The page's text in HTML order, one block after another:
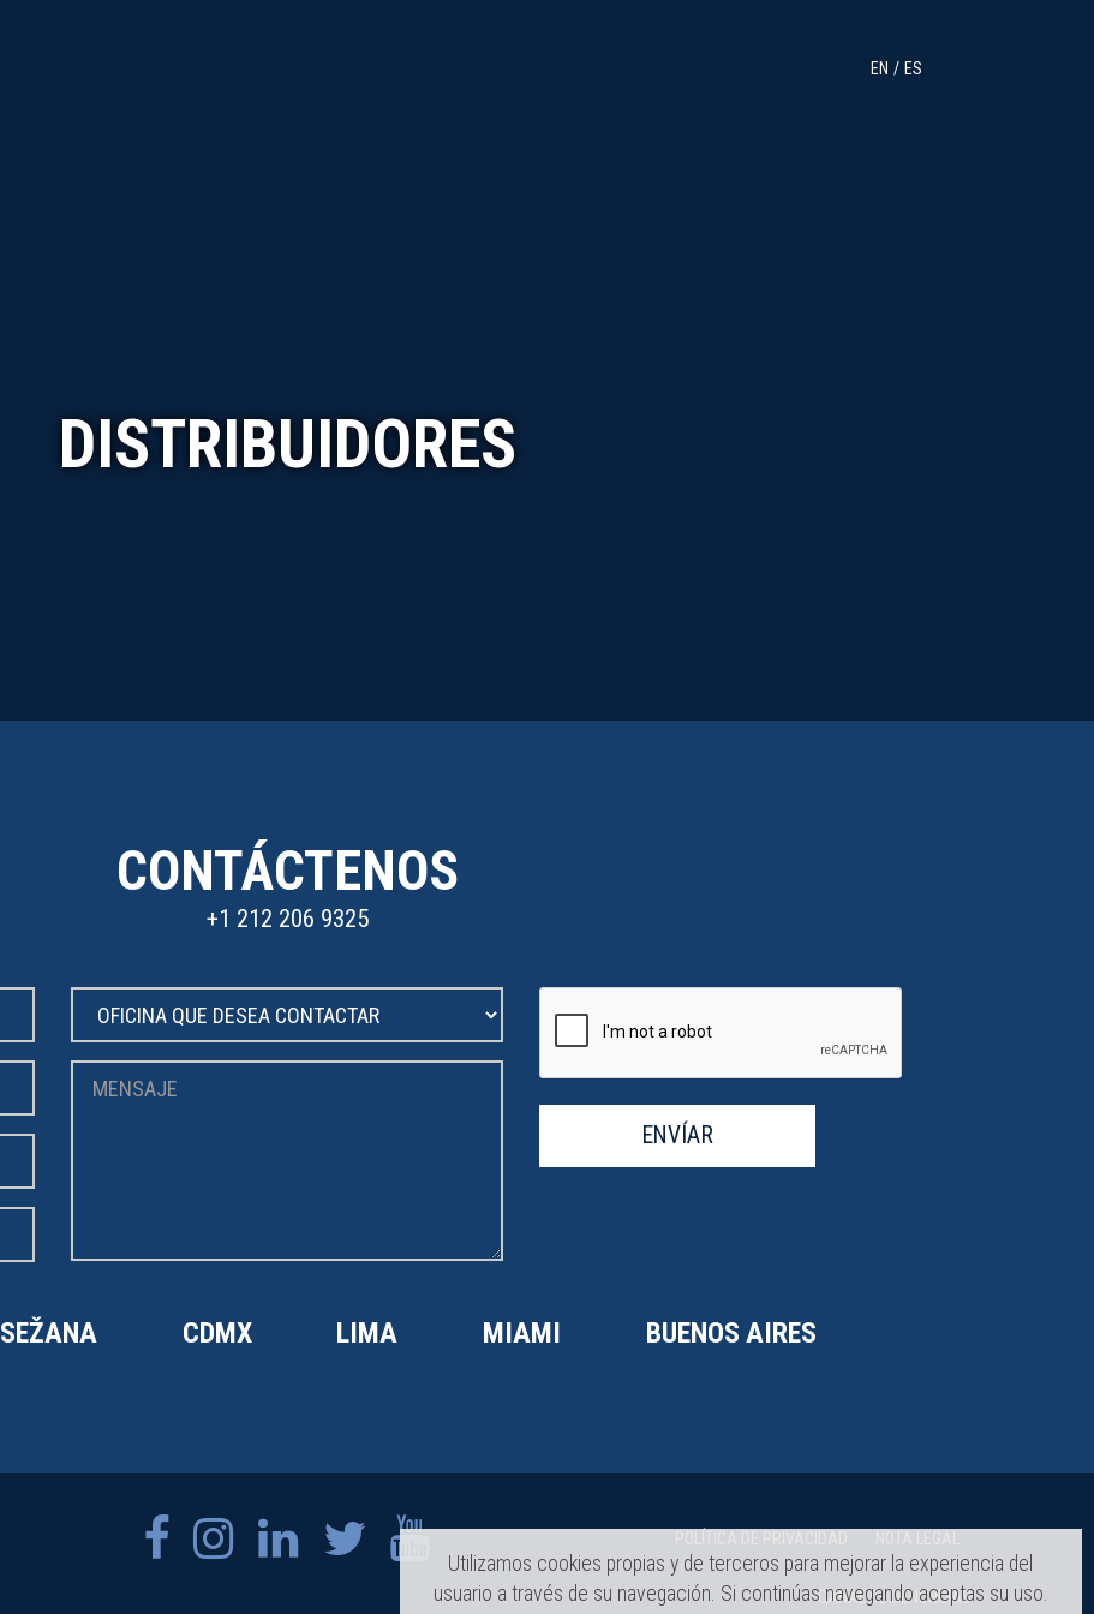
EN ES
DISTRIBUIDORES
CONTÁCTENOS
+1 212 206 9325
ENVÍAR
SEŽANA CDMX LIMA MIAMI BUENOS AIRES
CANAL DE DENUNCIAS
Utilizamos cookies propias y de terceros para mejorar la experiencia del
usuario a través de su navegación. Si continúas navegando aceptas su uso.